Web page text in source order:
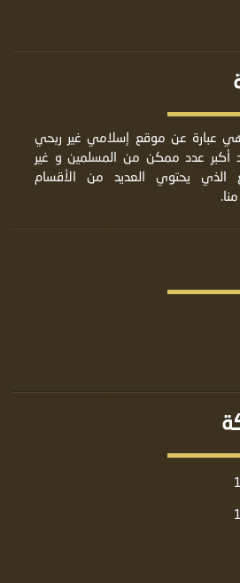
عبارة عن موقع إسلامي غير ربحي
أكبر عدد ممكن من المسلمين و غير
الذي يحتوي العديد من الأقسام